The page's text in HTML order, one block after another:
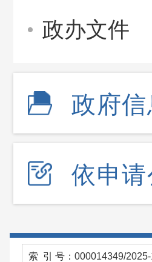
政办文件
政府
依申请
索 引 号：000014349/